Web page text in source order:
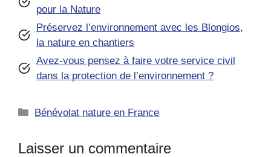
pour la Nature
Préservez l’environnement avec les Blongios,
la nature en chantiers
Avez-vous pensez à faire votre service civil
dans la protection de l’environnement ?
Catégories
Bénévolat nature en France
Laisser un commentaire